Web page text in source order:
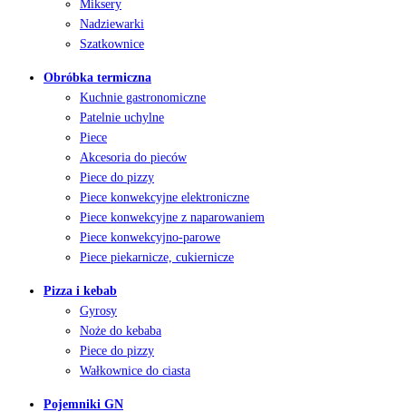
Miksery
Nadziewarki
Szatkownice
Obróbka termiczna
Kuchnie gastronomiczne
Patelnie uchylne
Piece
Akcesoria do pieców
Piece do pizzy
Piece konwekcyjne elektroniczne
Piece konwekcyjne z naparowaniem
Piece konwekcyjno-parowe
Piece piekarnicze, cukiernicze
Pizza i kebab
Gyrosy
Noże do kebaba
Piece do pizzy
Wałkownice do ciasta
Pojemniki GN